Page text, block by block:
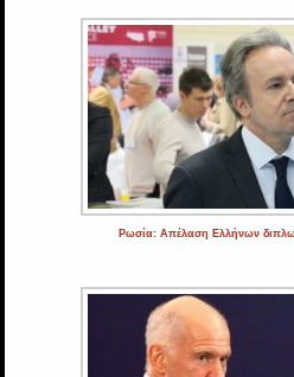
Ρωσία: Απέλαση Ελλήνων